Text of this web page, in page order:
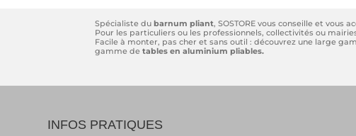
Spécialiste dubarnum pliant, SOSTORE vous conseille et vous
Pour les particuliers ou les professionnels, collectivités ou
Facile à monter, pas cher et sans outil : découvrez une large
gamme detables en aluminium pliables.
INFOS PRATIQUES